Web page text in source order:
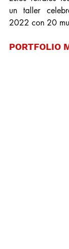
un taller
2022 con 20
PORTFOLIO